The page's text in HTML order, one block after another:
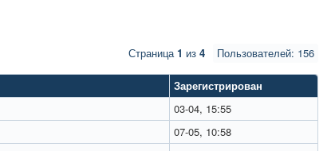
Пользователей: 156
Страница1 из 4
Зарегистрирован
03-04, 15:55
07-05, 10:58